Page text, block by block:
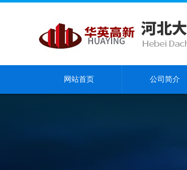
网站首页 公司简介